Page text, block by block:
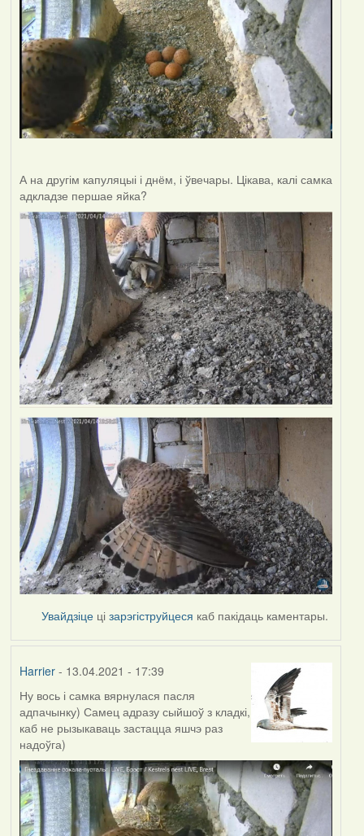
А на другім капуляцыі і днём, і ўвечары. Цікава, калі самка
адкладзе першае яйка?
Увайдзіце цізарэгіструйцеся каб пакідаць каментары.
Harrier- 13.04.2021 - 17:39
Ну вось і самка вярнулася пасля
адпачынку) Самец адразу сыйшоў з кладкі,
каб не рызыкаваць застацца яшчэ раз
надоўга)